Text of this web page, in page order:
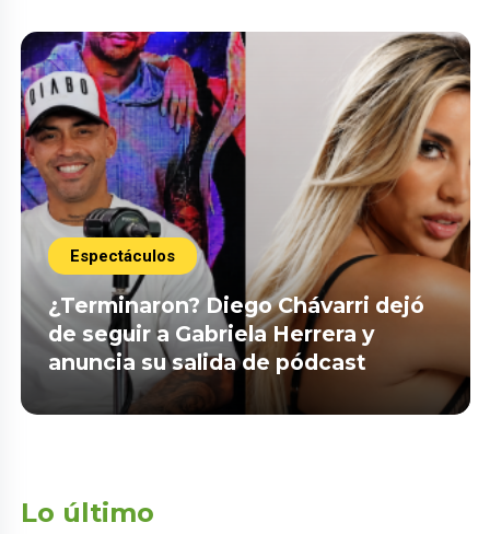
Espectáculos
¿Terminaron? Diego Chávarri dejó
de seguir a Gabriela Herrera y
anuncia su salida de pódcast
Lo último